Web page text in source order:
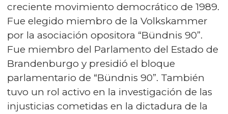
creciente movimiento democrático de 1989.
Fue elegido miembro de la Volkskammer
por la asociación opositora “Bündnis 90”.
Fue miembro del Parlamento del Estado de
Brandenburgo y presidió el bloque
parlamentario de “Bündnis 90”. También
tuvo un rol activo en la investigación de las
injusticias cometidas en la dictadura de la